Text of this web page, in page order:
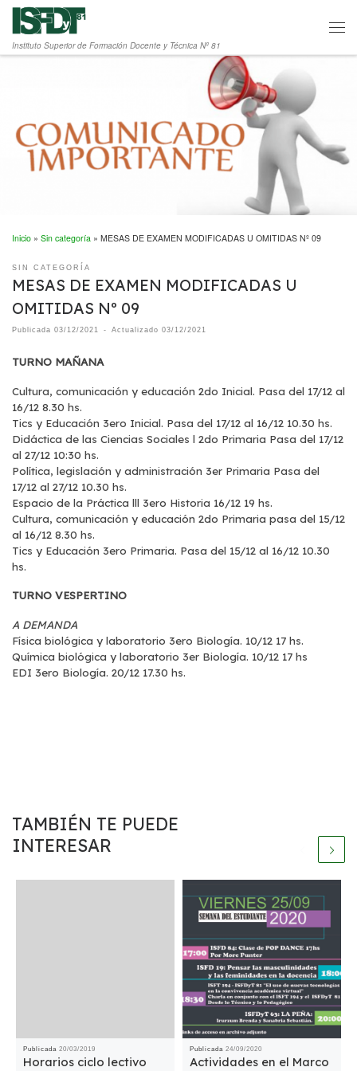
Saltar al contenido
Instituto Superior de Formación Docente y Técnica Nº 81
Inicio » Sin categoría » MESAS DE EXAMEN MODIFICADAS U OMITIDAS Nº 09
SIN CATEGORÍA
MESAS DE EXAMEN MODIFICADAS U
OMITIDAS Nº 09
Publicada 03/12/2021 - Actualizado 03/12/2021
TURNO MAÑANA
Cultura, comunicación y educación 2do Inicial. Pasa del 17/12 al
16/12 8.30 hs.
Tics y Educación 3ero Inicial. Pasa del 17/12 al 16/12 10.30 hs.
Didáctica de las Ciencias Sociales l 2do Primaria Pasa del 17/12
al 27/12 10:30 hs.
Política, legislación y administración 3er Primaria Pasa del
17/12 al 27/12 10.30 hs.
Espacio de la Práctica lll 3ero Historia 16/12 19 hs.
Cultura, comunicación y educación 2do Primaria pasa del 15/12
al 16/12 8.30 hs.
Tics y Educación 3ero Primaria. Pasa del 15/12 al 16/12 10.30
hs.
TURNO VESPERTINO
A DEMANDA
Física biológica y laboratorio 3ero Biología. 10/12 17 hs.
Química biológica y laboratorio 3er Biología. 10/12 17 hs
EDI 3ero Biología. 20/12 17.30 hs.
TAMBIÉN TE PUEDE
INTERESAR
Publicada 20/03/2019
Horarios ciclo lectivo
Publicada 24/09/2020
Actividades en el Marco